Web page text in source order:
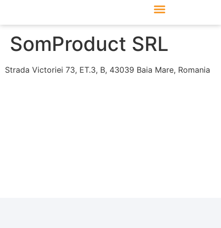
SomProduct SRL
Strada Victoriei 73, ET.3, B, 43039 Baia Mare, Romania